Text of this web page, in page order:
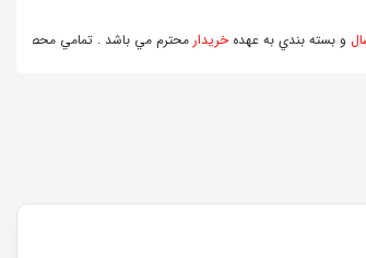
بندي به عهدهخريدار محترم مي باشد . تمامي محصولات ارسالي